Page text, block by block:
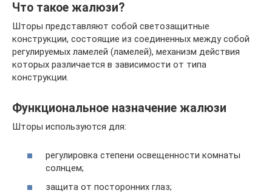
Что такое жалюзи?
Шторы представляют собой светозащитные
конструкции, состоящие из соединенных между собой
регулируемых ламелей (ламелей), механизм действия
которых различается в зависимости от типа
конструкции.
Функциональное назначение жалюзи
Шторы используются для:
регулировка степени освещенности комнаты
солнцем;
защита от посторонних глаз;